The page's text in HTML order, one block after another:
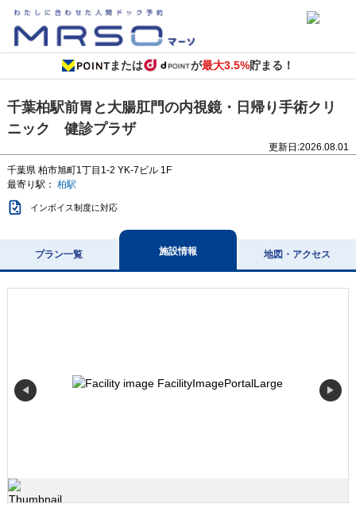
または が最大3.5%貯まる！
千葉柏駅前胃と大腸肛門の内視鏡・日帰り手術クリ
ニック 健診プラザ
更新日:2026.08.01
千葉県 柏市旭町1丁目1-2 YK-7ビル 1F
最寄り駅： 柏駅
インボイス制度に対応
プラン一覧 施設情報 地図・アクセス
◀ ▶